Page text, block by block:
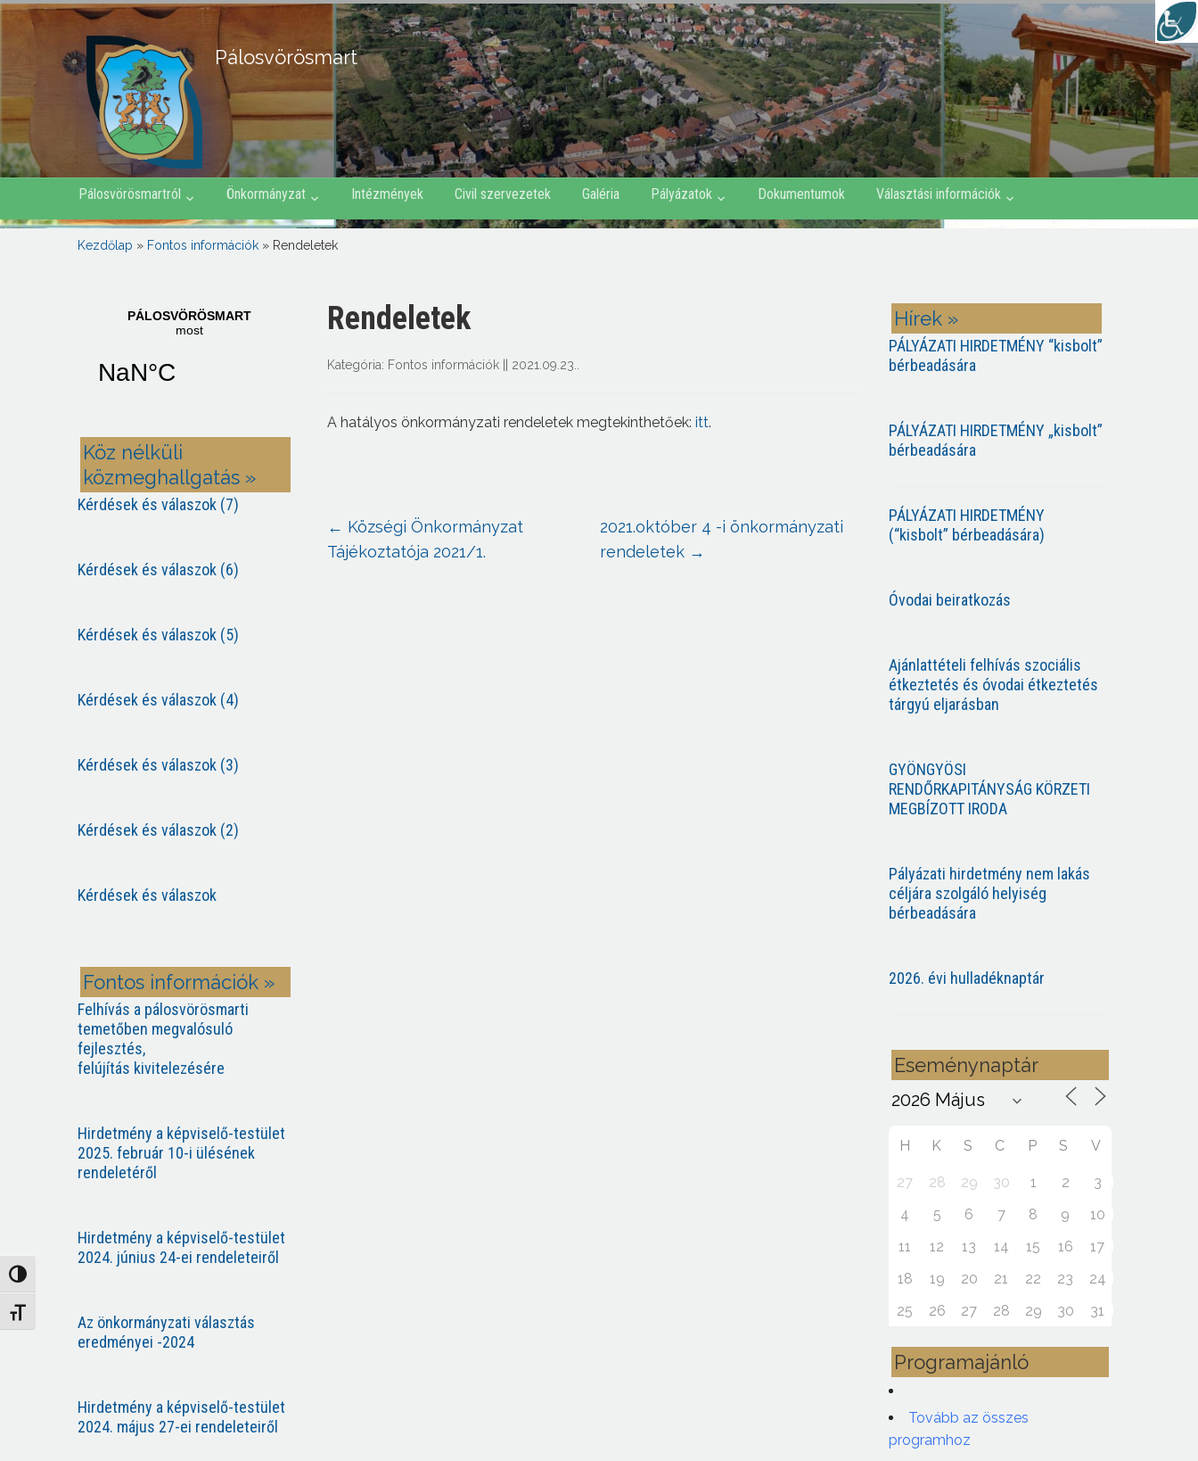
Nagy kontraszt váltása
Betűméret váltása
Pálosvörösmart
Pálosvörösmartról Önkormányzat Intézmények Civil szervezetek Galéria Pályázatok Dokumentumok Választási információk
Kezdőlap » Fontos információk » Rendeletek
Köz nélküli
közmeghallgatás »
Kérdések és válaszok (7)
Kérdések és válaszok (6)
Kérdések és válaszok (5)
Kérdések és válaszok (4)
Kérdések és válaszok (3)
Kérdések és válaszok (2)
Kérdések és válaszok
Fontos információk »
Felhívás a pálosvörösmarti
temetőben megvalósuló
fejlesztés,
felújítás kivitelezésére
Hirdetmény a képviselő-testület
2025. február 10-i ülésének
rendeletéről
Hirdetmény a képviselő-testület
2024. június 24-ei rendeleteiről
Az önkormányzati választás
eredményei -2024
Hirdetmény a képviselő-testület
2024. május 27-ei rendeleteiről
Rendeletek
Kategória: Fontos információk 2021.09.23.
A hatályos önkormányzati rendeletek megtekinthetőek: itt.
← Községi Önkormányzat
Tájékoztatója 2021/1.
2021.október 4 -i önkormányzati
rendeletek →
Hírek »
PÁLYÁZATI HIRDETMÉNY “kisbolt”
bérbeadására
PÁLYÁZATI HIRDETMÉNY „kisbolt”
bérbeadására
PÁLYÁZATI HIRDETMÉNY
(“kisbolt” bérbeadására)
Óvodai beiratkozás
Ajánlattételi felhívás szociális
étkeztetés és óvodai étkeztetés
tárgyú eljarásban
GYÖNGYÖSI
RENDŐRKAPITÁNYSÁG KÖRZETI
MEGBÍZOTT IRODA
Pályázati hirdetmény nem lakás
céljára szolgáló helyiség
bérbeadására
2026. évi hulladéknaptár
Eseménynaptár
H K S C P S V
27 28 29 30 1 2
3
4
5 6 7 8 9
10
11
12 13 14 15 16
17
18
19 20 21 22 23
24
25
26 27 28 29 30 31
Programajánló
Tovább az összes
programhoz